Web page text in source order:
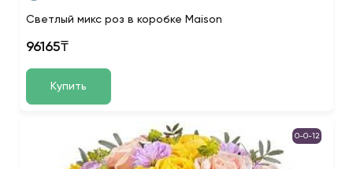
Светлый микс роз в коробке Maison
96165₸
Купить
0-0-12